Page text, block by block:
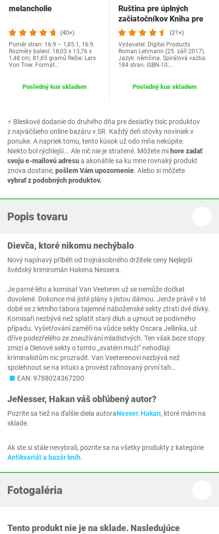
⚡ Bleskové dodanie do druhého dňa pre desiatky tisíc produktov
z najväčšieho online bazáru v SR. Každý deň stovky noviniek v
ponuke. A napriek tomu, tento kúsok už odo mňa nekúpite.
Niekto bol rýchlejší... Ale nič nie je stratené. Môžete mihore zadať
svoju e-mailovú adresua akonáhle sa ku mne rovnaký produkt
znova dostane, pošlem Vám upozornenie. Alebo si môžete
vybrať z podobných produktov.
melancholie
(40×)
Poměr stran: 16:9 – 1,85:1, 16:9.
Rozměry balení: 18,03 x 13,76 x
1,48 cm; 81,65 gramů Režie: Lars
Von Trier. Formát…
Posledný kus skladem
Ruština pre úplných
začiatočníkov Kniha pre
samoukov:…
(21×)
Vydavatel: Digital Products
Roman Lehmann (25. září 2017).
Jazyk: němčina. Spirálová vazba:
184 stran. ISBN-10:…
Posledný kus skladem
Popis tovaru
Dievča, ktoré nikomu nechýbalo
Nový napínavý příběh od trojnásobného držitele ceny Nejlepší
švédský krimiromán Hakena Nessera.
Je parné léto a komisař Van Veeteren už se nemůže dočkat
dovolené. Dokonce má jisté plány s jistou dámou. Jenže právě v té
době se z letního tábora tajemné náboženské sekty ztratí dvě dívky.
Komisaři nezbývá než splatit starý dluh a ujmout se podivného
případu. Vyšetřování zaměří na vůdce sekty Oscara Jellinka, už
dříve podezřelého ze zneužívání mladistvých. Ten však beze stopy
zmizí a členové sekty o tomto „svatém muži“ nehodlají
kriminalistům nic prozradit. Van Veeterenovi nezbývá než
spolehnout se na intuici a provést rafinovaný první tah…
EAN: 9788024367200
JeNesser, Hakanváš obľúbený autor?
Pozrite sa tiež na ďalšie diela autoraNesser, Hakan, ktoré mám na
sklade.
Ak ste si stále nevybrali, pozrite sa na všetky produkty z kategórie
Antikvariát a bazár kníh.
Fotogaléria
Tento produkt nie je na sklade. Nasledujúce